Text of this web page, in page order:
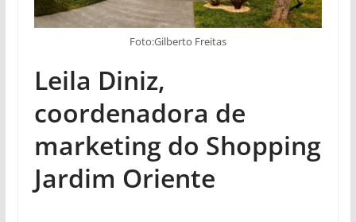
Foto:Gilberto Freitas
Leila Diniz,
coordenadora de
marketing do Shopping
Jardim Oriente